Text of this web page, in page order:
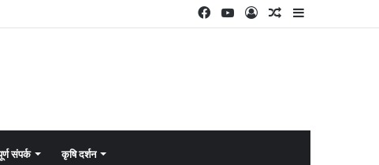
Sidebar
Random
Log
YouTube
Facebook
संपर्क कृषि दर्शन